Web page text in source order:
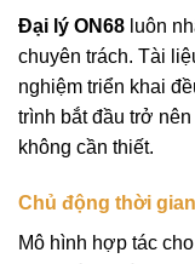
Đại lý ON68 luôn
chuyên trách. Tài
nghiệm triển khai
trình bắt đầu trở
không cần thiết.
Chủ động thời
Mô hình hợp tác